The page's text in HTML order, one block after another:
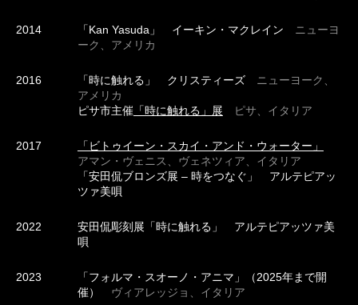
2014 「Kan Yasuda」 イーキン・マクレイン
ニューヨ
ーク、アメリカ
2016 「時に触れる」 クリスティーズ
ニューヨーク、
アメリカ
ピサ市主催「時に触れる」展 ピサ、イタリア
2017
「ビトゥイーン・スカイ・アンド・ウォーター」
アマン・ヴェニス、ヴェネツィア、イタリア
「安田侃ブロンズ展 – 時をつなぐ」 アルテピアッ
ツァ美唄
2022
安田侃彫刻展「時に触れる」 アルテピアッツァ美
唄
2023
「フォルマ・スオーノ・アニマ」（2025年まで開
催） ヴィアレッジョ、イタリア